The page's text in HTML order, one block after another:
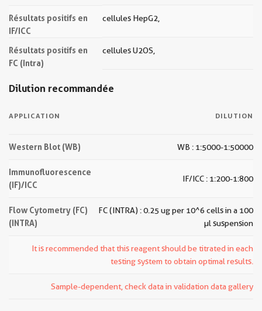
Résultats positifs en
IF/ICC
cellules HepG2,
Résultats positifs en
FC (Intra)
cellules U2OS,
Dilution recommandée
APPLICATION DILUTION
Western Blot (WB) WB : 1:5000-1:50000
Immunofluorescence
(IF)/ICC
IF/ICC : 1:200-1:800
Flow Cytometry (FC)
(INTRA)
FC (INTRA) : 0.25 ug per 10^6 cells in a 100
µl suspension
It is recommended that this reagent should be titrated in each
testing system to obtain optimal results.
Sample-dependent, check data in validation data gallery